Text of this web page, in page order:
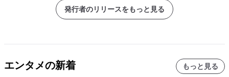
発行者のリリースをもっと見る
エンタメの新着 もっと見る